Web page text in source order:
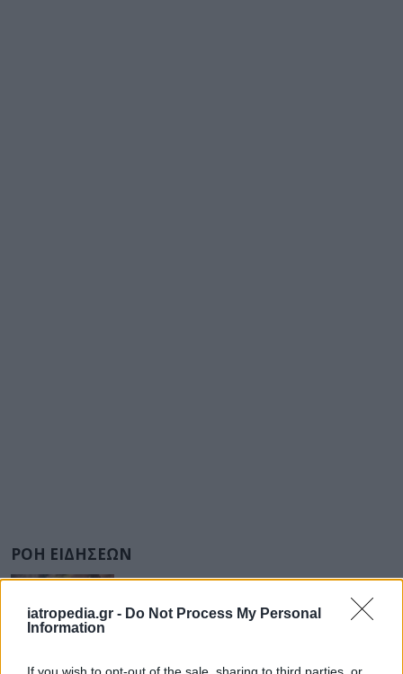
iatropedia.gr - Do Not Process My Personal
Information
ΡΟΗ ΕΙΔΗΣΕΩΝ